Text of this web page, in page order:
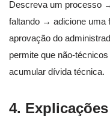
Descreva um processo
faltando → adicione uma
aprovação do
permite que não-
acumular dívida técnica.
4.